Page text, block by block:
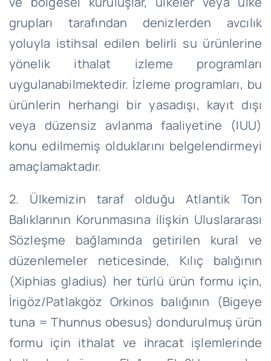
grupları tarafından denizlerden avcılık
yoluyla istihsal edilen belirli su ürünlerine
yönelik ithalat izleme programları
uygulanabilmektedir. İzleme programları, bu
ürünlerin herhangi bir yasadışı, kayıt dışı
veya düzensiz avlanma faaliyetine (IUU)
konu edilmemiş olduklarını belgelendirmeyi
amaçlamaktadır.
2. Ülkemizin taraf olduğu Atlantik Ton
Balıklarının Korunmasına ilişkin Uluslararası
Sözleşme bağlamında getirilen kural ve
düzenlemeler neticesinde, Kılıç balığının
(Xiphias gladius) her türlü ürün formu için,
İrigöz/Patlakgöz Orkinos balığının (Bigeye
tuna = Thunnus obesus) dondurulmuş ürün
formu için ithalat ve ihracat işlemlerinde